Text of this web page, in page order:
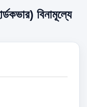
বিনামূল্যে